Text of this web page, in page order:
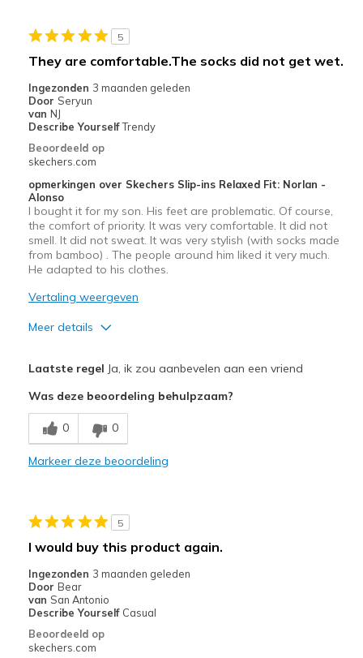
Sizing
View On Shoes
Shoes are for Wearing
5
They are comfortable.The socks did not get wet.
Ingezonden 3 maanden geleden
Door Seryun
van NJ
Describe YourselfTrendy
Beoordeeld op
skechers.com
opmerkingen over Skechers Slip-ins Relaxed Fit: Norlan -
Alonso
I bought it for my son. His feet are problematic. Of course,
the comfort of priority. It was very comfortable. It did not
smell. It did not sweat. It was very stylish (with socks made
from bamboo) . The people around him liked it very much.
He adapted to his clothes.
Vertaling weergeven
Meer details
Breathe Well
Comfortable
Special Occasions
Width
Sizing
Laatste regel Ja, ik zou aanbevelen aan een vriend
Was deze beoordeling behulpzaam?
0 0
Markeer deze beoordeling
5
I would buy this product again.
Ingezonden 3 maanden geleden
Door Bear
van San Antonio
Describe Yourself Casual
Beoordeeld op
skechers.com